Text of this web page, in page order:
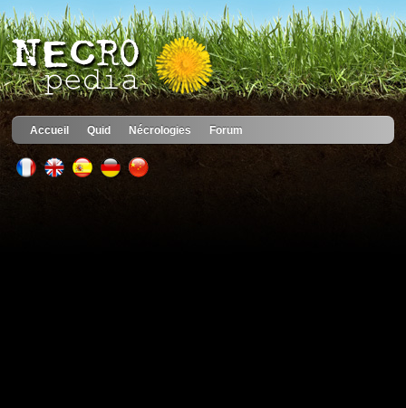
Accueil Quid Nécrologies Forum